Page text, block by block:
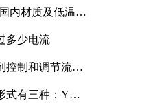
内材质及低温冲
多少电流
控制和调节流量
式有三种：Y